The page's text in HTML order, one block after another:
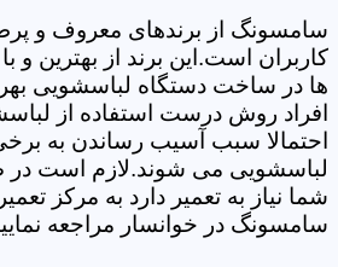
سامسونگ از برندهای معروف و
کاربران است.این برند از بهترین و
ها در ساخت دستگاه لباسشویی
افراد روش درست استفاده از
احتمالا سبب آسیب رساندن به
لباسشویی می شوند.لازم است در
شما نیاز به تعمیر دارد به مرکز
سامسونگ در خوانسار مراجعه